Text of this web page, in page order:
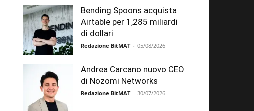
Bending Spoons acquista
Airtable per 1,285 miliardi
di dollari
Redazione BitMAT - 05/08/2026
Andrea Carcano nuovo CEO
di Nozomi Networks
Redazione BitMAT - 30/07/2026